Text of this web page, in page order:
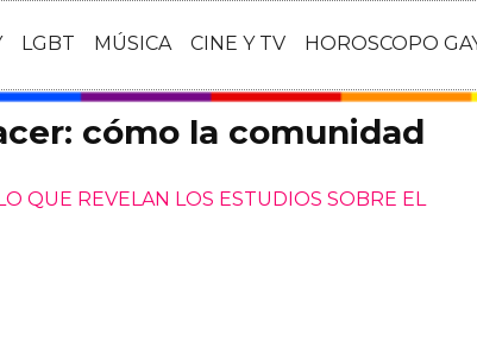
LGBT MÚSICA CINE Y TV HOROSCOPO
cómo la comunidad
QUE REVELAN LOS ESTUDIOS SOBRE EL